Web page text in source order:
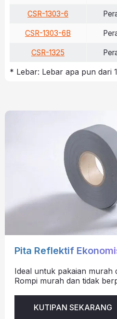
CSR-1303-6
CSR-1303-6B
CSR-1325
* Lebar: Lebar apa pun dari
Pita Reflektif
Ideal untuk pakaian murah
Rompi murah dan tidak
KUTIPAN SEKARANG